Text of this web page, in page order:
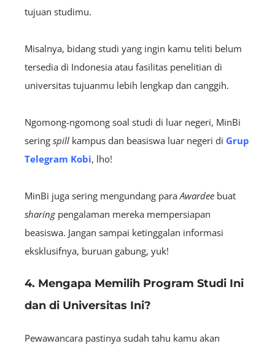
tujuan studimu.
Misalnya, bidang studi yang ingin kamu teliti belum
tersedia di Indonesia atau fasilitas penelitian di
universitas tujuanmu lebih lengkap dan canggih.
Ngomong-ngomong soal studi di luar negeri, MinBi
sering spill kampus dan beasiswa luar negeri di Grup
Telegram Kobi, lho!
MinBi juga sering mengundang paraAwardee buat
sharingpengalaman mereka mempersiapan
beasiswa. Jangan sampai ketinggalan informasi
eksklusifnya, buruan gabung, yuk!
4. Mengapa Memilih Program Studi Ini
dan di Universitas Ini?
Pewawancara pastinya sudah tahu kamu akan